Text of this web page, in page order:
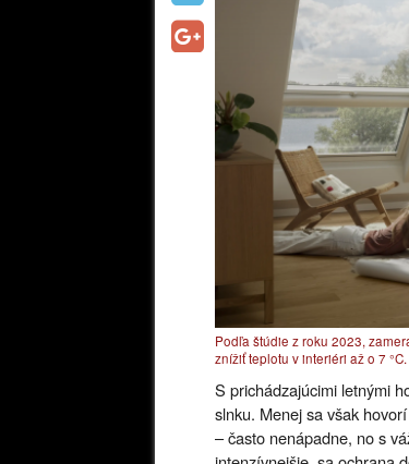
Podľa štúdie z roku 2023,
znížiť teplotu v interiéri až o 7 °C.
S prichádzajúcimi letnými
slnku. Menej sa však
– často nenápadne, no s